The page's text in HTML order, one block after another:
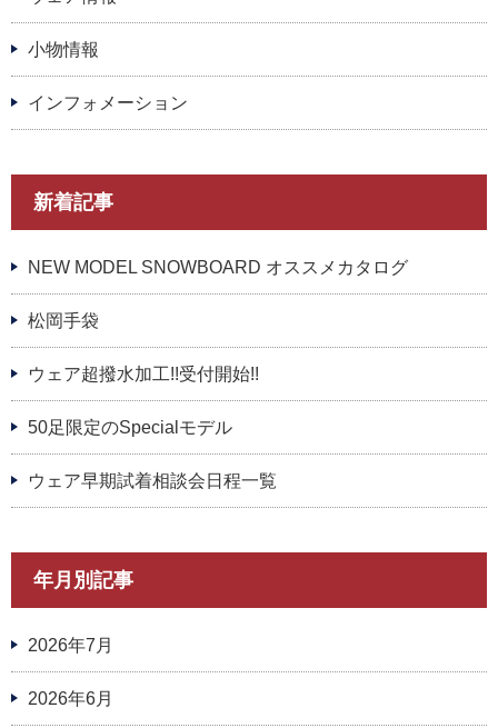
小物情報
インフォメーション
新着記事
NEW MODEL SNOWBOARD オススメカタログ
松岡手袋
ウェア超撥水加工!!受付開始!!
50足限定のSpecialモデル
ウェア早期試着相談会日程一覧
年月別記事
2026年7月
2026年6月